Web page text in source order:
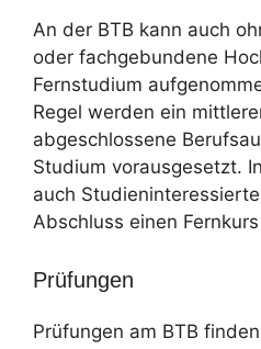
An der BTB kann auch
oder fachgebundene
Fernstudium
Regel werden ein
abgeschlossene
Studium vorausgesetzt.
auch
Abschluss einen
Prüfungen
Prüfungen am BTB